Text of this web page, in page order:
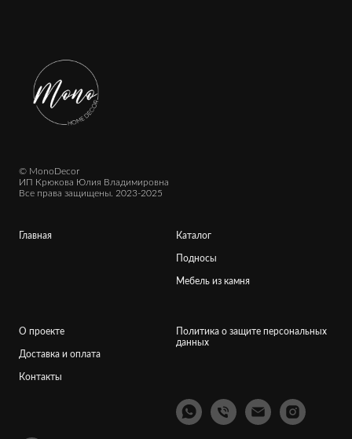
© MonoDecor
ИП Крюкова Юлия Владимировна
Все права защищены. 2023-2025
Главная Каталог
Подносы
Мебель из камня
О проекте
Доставка и оплата
Контакты
Политика о защите персональных
данных